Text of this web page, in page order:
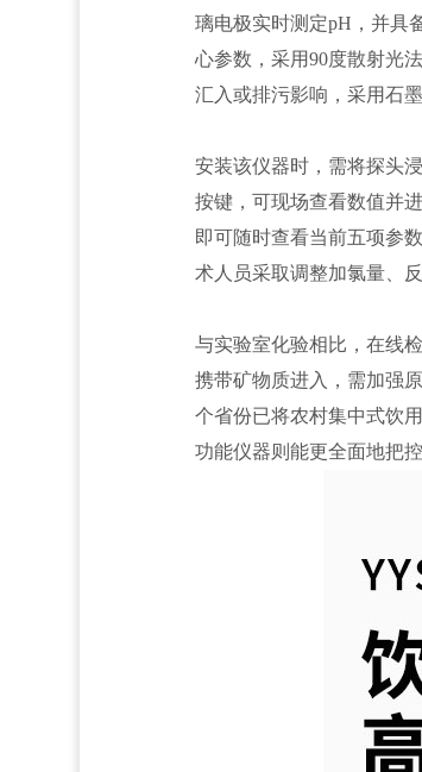
璃电极实时测定pH，并具
心参数，采用90度散射光
汇入或排污影响，采用石
安装该仪器时，需将探头
按键，可现场查看数值并
即可随时查看当前五项参
术人员采取调整加氯量、
与实验室化验相比，在线
携带矿物质进入，需加强
个省份已将农村集中式饮
功能仪器则能更全面地把